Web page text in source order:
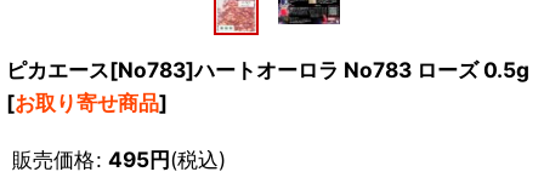
ピカエース[No783]ハートオーロラ No783 ローズ 0.5g
[お取り寄せ商品]
販売価格: 495円(税込)